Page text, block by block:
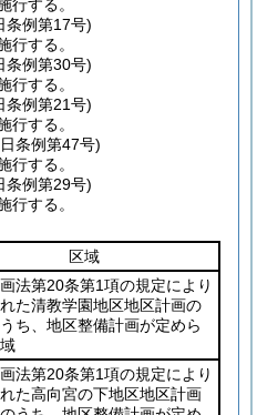
行する。
条例第17号)
行する。
条例第30号)
行する。
条例第21号)
行する。
条例第47号)
行する。
条例第29号)
行する。
区域
法第20条第1項の規定により
た清教学園地区地区計画の
ち、地区整備計画が定めら
法第20条第1項の規定により
た高向宮の下地区地区計画